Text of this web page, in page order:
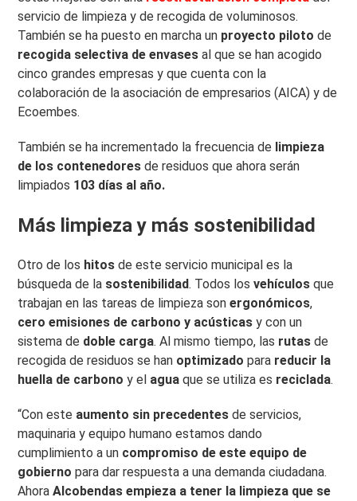
servicio de limpieza y de recogida de voluminosos.
También se ha puesto en marcha un proyecto piloto de
recogida selectiva de envases al que se han acogido
cinco grandes empresas y que cuenta con la
colaboración de la asociación de empresarios (AICA) y de
Ecoembes.
También se ha incrementado la frecuencia de limpieza
de los contenedores de residuos que ahora serán
limpiados 103 días al año.
Más limpieza y más sostenibilidad
Otro de los hitos de este servicio municipal es la
búsqueda de la sostenibilidad. Todos losvehículos que
trabajan en las tareas de limpieza sonergonómicos,
cero emisiones de carbono y acústicas y con un
sistema de doble carga. Al mismo tiempo, las rutas de
recogida de residuos se han optimizado para reducir la
huella de carbono y el agua que se utiliza es reciclada.
“Con este aumento sin precedentes de servicios,
maquinaria y equipo humano estamos dando
cumplimiento a un compromiso de este equipo de
gobierno para dar respuesta a una demanda ciudadana.
Ahora Alcobendas empieza a tener la limpieza que se